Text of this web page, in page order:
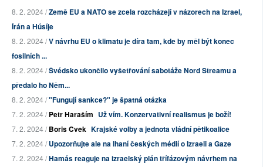
8. 2. 2024 /Země EU a NATO se zcela rozcházejí v názorech na Izrael,
Írán a Húsíje
8. 2. 2024 /V návrhu EU o klimatu je díra tam, kde by měl být konec
fosilních ...
8. 2. 2024 /Švédsko ukončilo vyšetřování sabotáže Nord Streamu a
předalo ho Něm...
8. 2. 2024 /"Fungují sankce?" je špatná otázka
7. 2. 2024 /Petr Haraším Už vím. Konzervativní realismus je boží!
7. 2. 2024 /Boris Cvek Krajské volby a jednota vládní pětikoalice
7. 2. 2024 /Upozorňujte ale na lhaní českých médií o Izraeli a Gaze
7. 2. 2024 /Hamás reaguje na izraelský plán třífázovým návrhem na